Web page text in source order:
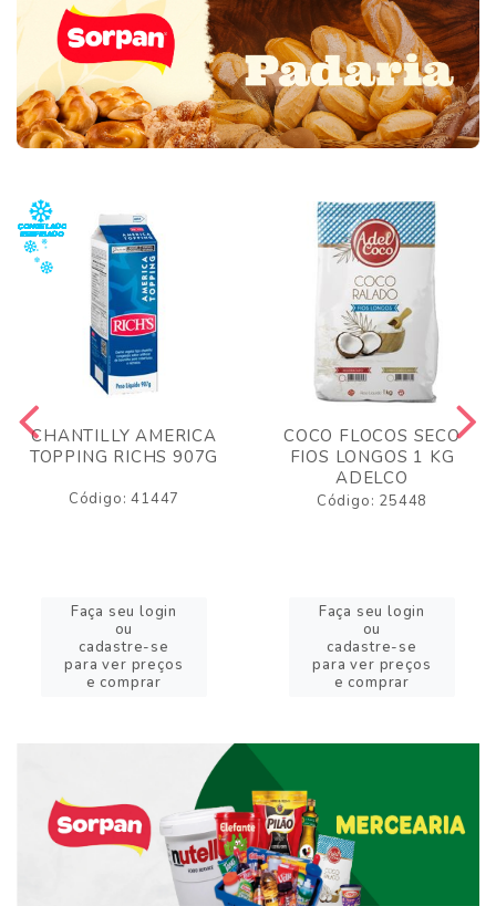
CHANTILLY AMERICA
TOPPING RICHS 907G
Código: 41447
Faça seu login
ou
cadastre-se
para ver preços
e comprar
COCO FLOCOS SECO
FIOS LONGOS 1 KG
ADELCO
Código: 25448
Faça seu login
ou
cadastre-se
para ver preços
e comprar